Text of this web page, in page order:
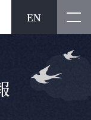
EN